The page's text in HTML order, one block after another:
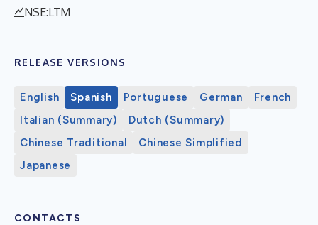
NSE:LTM
RELEASE VERSIONS
English Spanish Portuguese German
French
Italian (Summary)
Dutch (Summary)
Chinese Traditional
Chinese Simplified
Japanese
CONTACTS